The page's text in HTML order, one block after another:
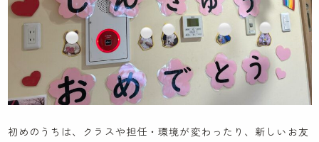
採用に関するお問い合わせ
NPO会員専用ページはこちら
お知らせ
初めのうちは、クラスや担任・環境が変わったり、新しいお友